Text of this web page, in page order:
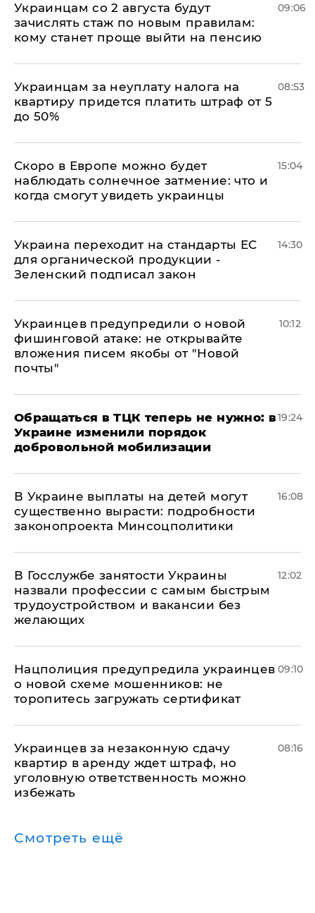
Украинцам со 2 августа будут
зачислять стаж по новым правилам:
кому станет проще выйти на пенсию
09:06
Украинцам за неуплату налога на
квартиру придется платить штраф от 5
до 50%
08:53
Скоро в Европе можно будет
наблюдать солнечное затмение: что и
когда смогут увидеть украинцы
15:04
Украина переходит на стандарты ЕС
для органической продукции -
Зеленский подписал закон
14:30
Украинцев предупредили о новой
фишинговой атаке: не открывайте
вложения писем якобы от "Новой
почты"
10:12
Обращаться в ТЦК теперь не нужно: в
Украине изменили порядок
добровольной мобилизации
19:24
В Украине выплаты на детей могут
существенно вырасти: подробности
законопроекта Минсоцполитики
16:08
В Госслужбе занятости Украины
назвали профессии с самым быстрым
трудоустройством и вакансии без
желающих
12:02
Нацполиция предупредила украинцев
о новой схеме мошенников: не
торопитесь загружать сертификат
09:10
Украинцев за незаконную сдачу
квартир в аренду ждет штраф, но
уголовную ответственность можно
избежать
08:16
Смотреть ещё